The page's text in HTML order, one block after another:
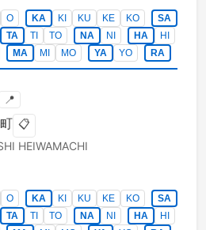
O KA KI KU KE KO
SA
TA TI TO NA NI HA
HI
MA MI MO YA YO RA
📍
📋
HEIWAMACHI
O KA KI KU KE KO
SA
TA TI TO NA NI HA
HI